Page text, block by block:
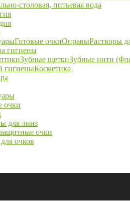
столовая, питьевая вода
Готовые очкиОправыРастворы
гигиены
Зубные щеткиЗубные нити
гигиеныКосметика
очки
для линз
очки
очков